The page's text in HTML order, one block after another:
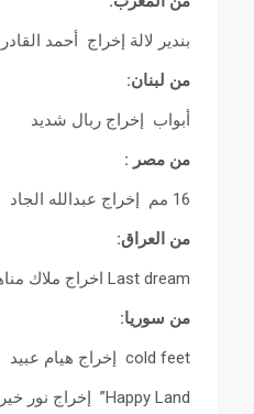
بندير لالة إخراج أحمد
من لبنان:
أبواب إخراج ربال شديد
من مصر :
16 مم إخراج عبدالله الجاد
من العراق:
Last dream اخراج ملاك مناهي
من سوريا:
cold feet إخراج هيام عبيد
Happy Land” إخراج نور خير العنم